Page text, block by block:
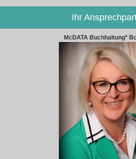
Ihr
McDATA Buchhaltung*